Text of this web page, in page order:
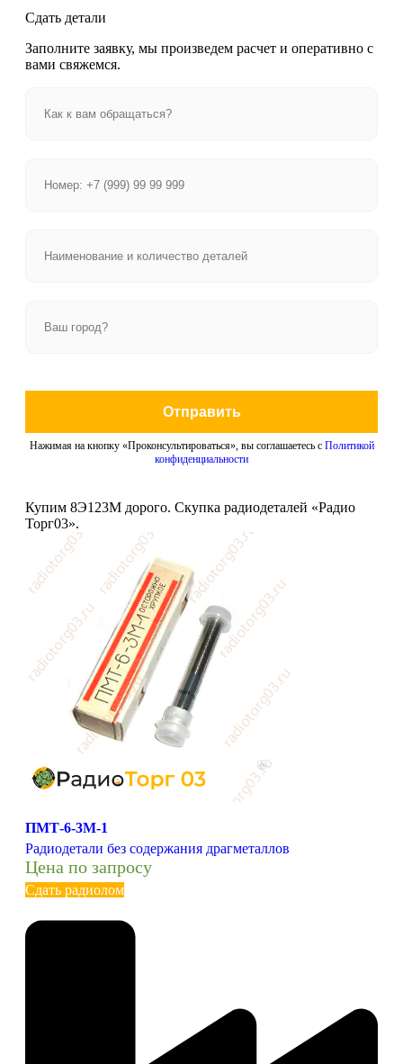
Сдать детали
Заполните заявку, мы произведем расчет и оперативно с
вами свяжемся.
Отправить
Нажимая на кнопку «Проконсультироваться», вы соглашаетесь с Политикой
конфиденциальности
Купим 8Э123М дорого. Скупка радиодеталей «Радио
Торг03».
ПМТ-6-3М-1
Радиодетали без содержания драгметаллов
Цена по запросу
Сдать радиолом